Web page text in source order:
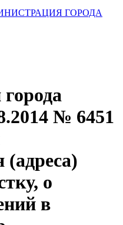
ГОРОДА
№ 6451
(адреса)
о
в